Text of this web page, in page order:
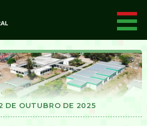
DE OUTUBRO DE 2025